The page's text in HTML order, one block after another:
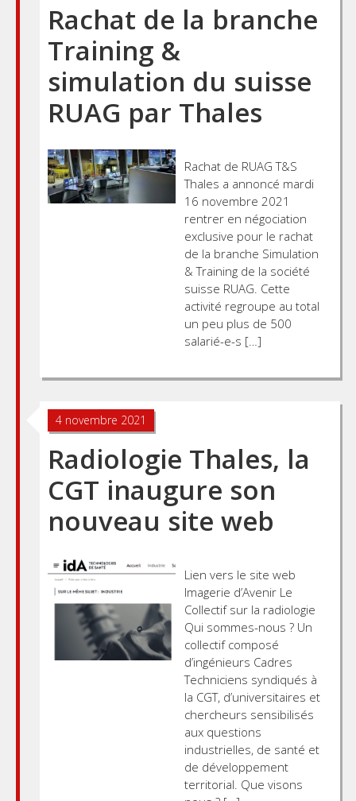
Rachat de la branche
Training &
simulation du suisse
RUAG par Thales
Rachat de RUAG T&S
Thales a annoncé mardi
16 novembre 2021
rentrer en négociation
exclusive pour le rachat
de la branche Simulation
& Training de la société
suisse RUAG. Cette
activité regroupe au total
un peu plus de 500
salarié-e-s […]
4 novembre 2021
Radiologie Thales, la
CGT inaugure son
nouveau site web
Lien vers le site web
Imagerie d’Avenir Le
Collectif sur la radiologie
Qui sommes-nous ? Un
collectif composé
d’ingénieurs Cadres
Techniciens syndiqués à
la CGT, d’universitaires et
chercheurs sensibilisés
aux questions
industrielles, de santé et
de développement
territorial. Que visons